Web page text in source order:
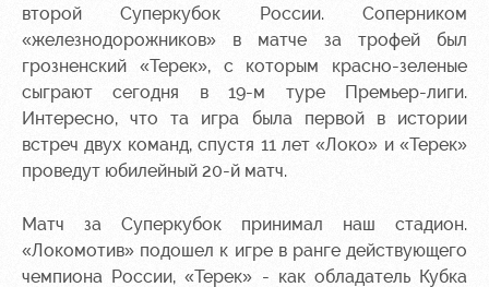
мероприятий
Аренда
полей
Аренда
площадей
Занятия
спортом
Академия
Как
поступить
Руководство
Академии
Банковская
карта
«Локомотив»
Заставки
Парковка
Программа
лояльности
второй Суперкубок России. Соперником
«железнодорожников» в матче за трофей был
грозненский «Терек», с которым красно-зеленые
сыграют сегодня в 19-м туре Премьер-лиги.
Интересно, что та игра была первой в истории
встреч двух команд, спустя 11 лет «Локо» и «Терек»
проведут юбилейный 20-й матч.
Матч за Суперкубок принимал наш стадион.
«Локомотив» подошел к игре в ранге действующего
чемпиона России, «Терек» - как обладатель Кубка